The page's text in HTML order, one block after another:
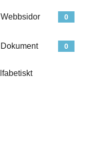
0
Webbsidor
0
Dokument